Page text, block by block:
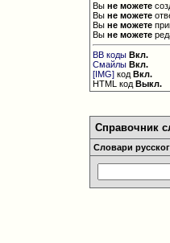
Выне можете
Выне можете
Выне можете
Выне можете
BB коды Вкл.
Смайлы Вкл.
[IMG] кодВкл.
HTML кодВыкл.
Справочник
Словари